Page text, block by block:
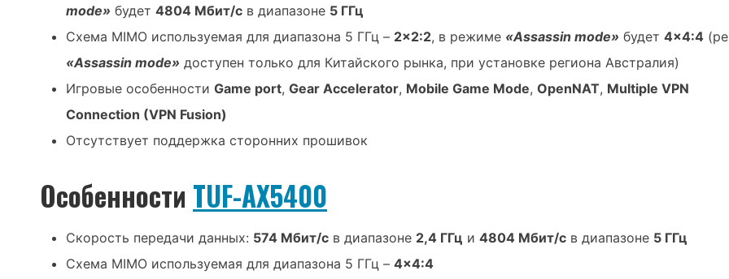
mode» будет4804 Мбит/с в диапазоне 5 ГГц
Схема MIMO используемая для диапазона 5 ГГц – 2×2:2, в режиме «Assassin mode» будет4×4:4
«Assassin mode» доступен только для Китайского рынка, при установке региона Австралия)
Игровые особенностиGame port,Gear Accelerator, Mobile Game Mode,OpenNAT, Multiple VPN
Connection (VPN Fusion)
Отсутствует поддержка сторонних прошивок
Особенности TUF-AX5400
Скорость передачи данных: 574 Мбит/с в диапазоне 2,4 ГГц и4804 Мбит/с в диапазоне 5 ГГц
Схема MIMO используемая для диапазона 5 ГГц –4×4:4